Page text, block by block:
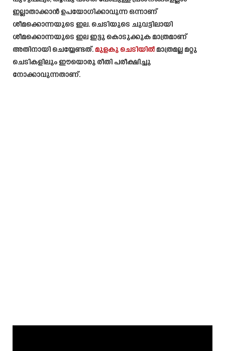
ഇല്ലാതാക്കാൻ ഉപയോഗിക്കാവുന്ന ഒന്നാണ്
ശീമക്കൊന്നയുടെ ഇല. ചെടിയുടെ ചുവട്ടിലായി
ശീമക്കൊന്നയുടെ ഇല ഇട്ടു കൊടുക്കുക മാത്രമാണ്
അതിനായി ചെയ്യേണ്ടത്. മുളകു ചെടിയിൽമാത്രമല്ല മറ്റു
ചെടികളിലും ഈയൊരു രീതി പരീക്ഷിച്ചു
നോക്കാവുന്നതാണ്.